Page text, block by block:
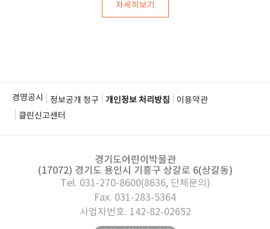
자세히보기
경영공시 정보공개 청구 개인정보 처리방침
이용약관
클린신고센터
경기도어린이박물관
(17072) 경기도 용인시 기흥구 상갈로 6(상갈동)
Tel. 031-270-8600(8636, 단체문의)
Fax. 031-283-5364
사업자번호. 142-82-02652